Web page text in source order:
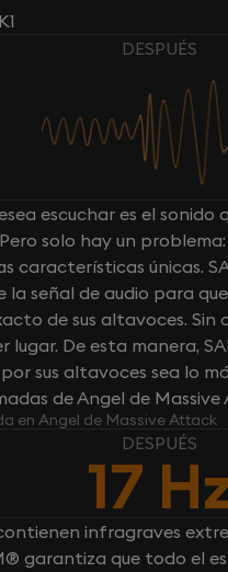
DESPUÉS
escuchar es el sonido
solo hay un
características únicas.
señal de audio para
de sus altavoces. Sin
lugar. De esta manera,
sus altavoces sea lo
de Angel de Massive
en Angel de Massive Attack
DESPUÉS
17
infragraves
garantiza que todo el